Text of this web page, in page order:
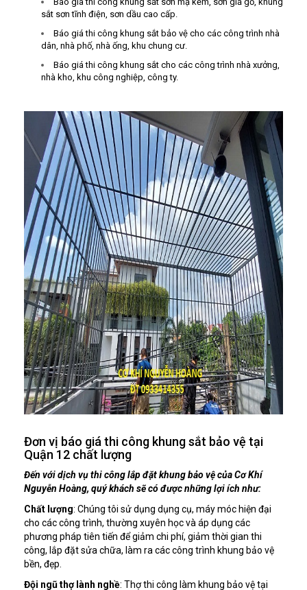
sắt sơn tĩnh điện, sơn dầu cao cấp.
Báo giá thi công khung sắt bảo vệ cho các công trình nhà
dân, nhà phố, nhà ống, khu chung cư.
Báo giá thi công khung sắt cho các công trình nhà xưởng,
nhà kho, khu công nghiệp, công ty.
Đơn vị báo giá thi công khung sắt bảo vệ tại
Quận 12 chất lượng
Đến với dịch vụ thi công lắp đặt khung bảo vệ của Cơ Khí
Nguyễn Hoàng, quý khách sẽ có được những lợi ích như:
Chất lượng: Chúng tôi sử dụng dụng cụ, máy móc hiện đại
cho các công trình, thường xuyên học và áp dụng các
phương pháp tiên tiến để giảm chi phí, giảm thời gian thi
công, lắp đặt sửa chữa, làm ra các công trình khung bảo vệ
bền, đẹp.
Đội ngũ thợ lành nghề: Thợ thi công làm khung bảo vệ tại